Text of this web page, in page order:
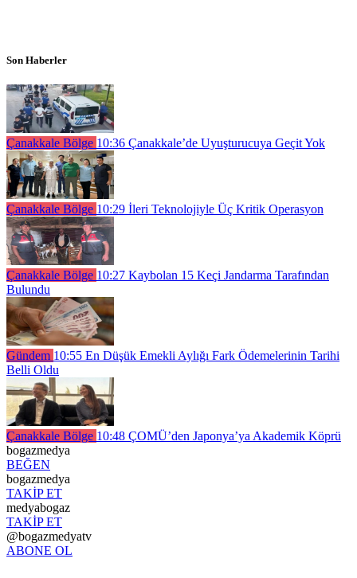
Son Haberler
Çanakkale Bölge 10:36 Çanakkale’de Uyuşturucuya Geçit Yok
Çanakkale Bölge 10:29 İleri Teknolojiyle Üç Kritik Operasyon
Çanakkale Bölge 10:27 Kaybolan 15 Keçi Jandarma Tarafından
Bulundu
Gündem 10:55 En Düşük Emekli Aylığı Fark Ödemelerinin Tarihi
Belli Oldu
Çanakkale Bölge 10:48 ÇOMÜ’den Japonya’ya Akademik Köprü
bogazmedya
BEĞEN
bogazmedya
TAKİP ET
medyabogaz
TAKİP ET
@bogazmedyatv
ABONE OL